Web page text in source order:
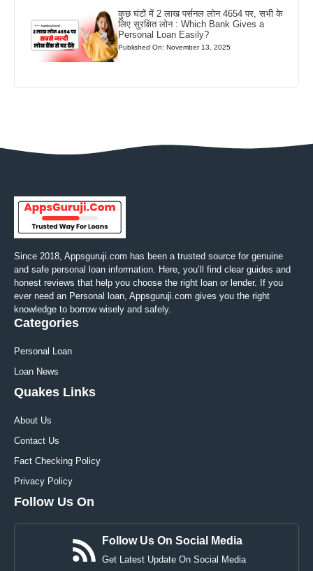
कुछ घंटों में 2 लाख पर्सनल लोन 4654 पर, सभी के
लिए सुरक्षित लोन : Which Bank Gives a
Personal Loan Easily?
Published On: November 13, 2025
Since 2018, Appsguruji.com has been a trusted source for genuine
and safe personal loan information. Here, you’ll find clear guides and
honest reviews that help you choose the right loan or lender. If you
ever need an Personal loan, Appsguruji.com gives you the right
knowledge to borrow wisely and safely.
Categories
Personal Loan
Loan News
Quakes Links
About Us
Contact Us
Fact Checking Policy
Privacy Policy
Follow Us On
Follow Us On Social Media
Get Latest Update On Social Media